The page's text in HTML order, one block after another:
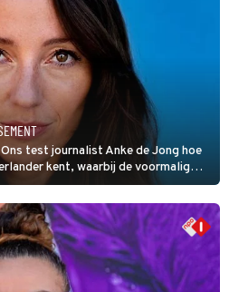
test journalist Anke de Jong hoe
kent, waarbij de voormalig
Glamour en Elle het samen met
Edson da Graça en Marc-Marie